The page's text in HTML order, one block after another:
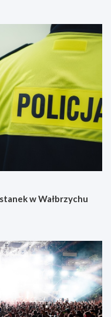
w Wałbrzychu